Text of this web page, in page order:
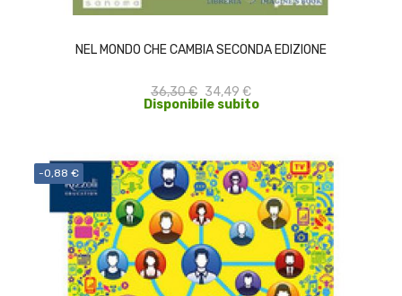
NEL MONDO CHE CAMBIA SECONDA EDIZIONE
36,30 € 34,49 €
Disponibile subito
-0,88 €